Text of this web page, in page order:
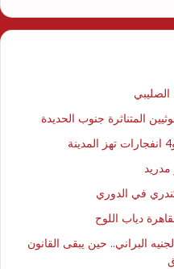
الصليبي
المتناثرة جنوب الحديدة
مدريد
في الدوري
دياب اللوح
تكتب لـ « 30 يوم»: الجنيه البراني.. حين يبقى القانون